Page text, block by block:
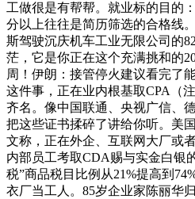
工做很是有帮帮。就业标的目的
分以上往往是简历筛选的合格线
斯驾驶沉庆机车工业无限公司的
茫，它是你正在这个充满挑和的
周！伊朗：接管停火建议看完了
这件事，正在业内根基取CPA（
齐名。像中国联通、央视广信、
把这些证书揉碎了讲给你听。美
文称，正在外企、互联网大厂或
内部员工考取CDA赐与实金白银
税”商品税目比例从21%提高到
衣厂当工人。85岁企业家陈丽华